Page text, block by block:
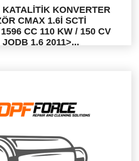
KATALİTİK KONVERTER
CMAX 1.6İ SCTİ
CC 110 KW / 150 CV
1.6 2011>...